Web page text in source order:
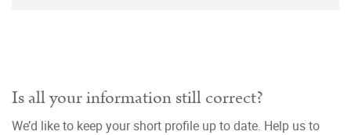
Is all your information still correct?
We’d like to keep your short profile up to date. Help us to